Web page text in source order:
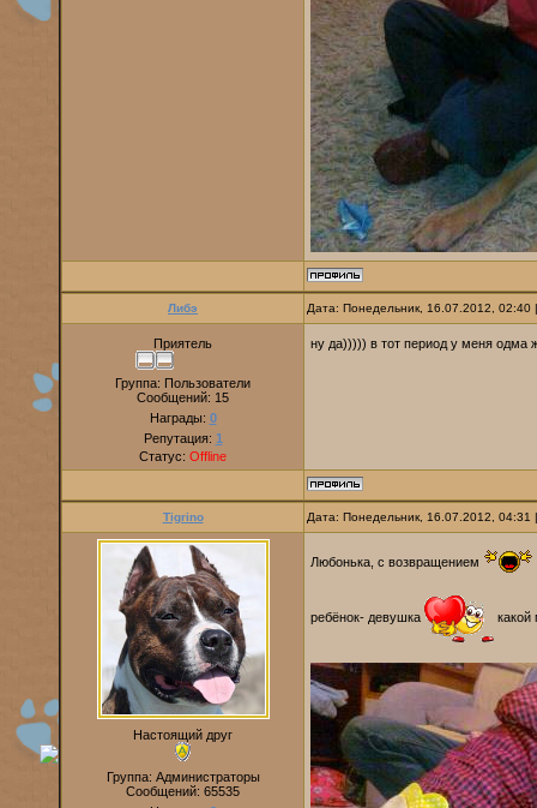
Либэ Дата: Понедельник, 16.07.2012,
Приятель
Группа: Пользователи
Сообщений: 15
Награды: 0
Репутация: 1
Статус: Offline
ну да))))) в тот период у меня одма
Tigrino Дата: Понедельник, 16.07.2012,
Настоящий друг
Группа: Администраторы
Сообщений: 65535
Любонька, с возвращением
ребёнок- девушка какой